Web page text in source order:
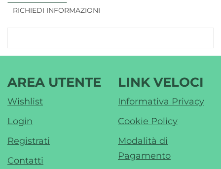
RICHIEDI INFORMAZIONI
AREA UTENTE
Wishlist
Login
Registrati
Contatti
LINK VELOCI
Informativa Privacy
Cookie Policy
Modalità di
Pagamento